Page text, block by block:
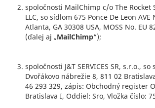
spoločnosti MailChimp c/o The Rocket
LLC, so sídlom 675 Ponce De Leon AVE
Atlanta, GA 30308 USA, MOSS No. EU
(ďalej aj „MailChimp“);
spoločnosti J&T SERVICES SR, s.r.o., so
Dvořákovo nábrežie 8, 811 02
46 293 329, zápis: Obchodný register
Bratislava I, Oddiel: Sro, Vložka číslo: